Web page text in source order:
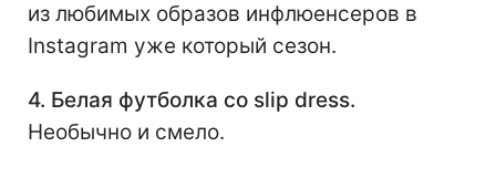
из любимых образов инфлюенсеров в
Instagram уже который сезон.
4. Белая футболка со slip dress.
Необычно и смело.